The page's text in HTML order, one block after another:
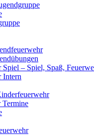
Spiel – Spiel, Spaß,
Intern